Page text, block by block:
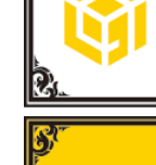
令和7年度 第22期
詳しくはさいたま
https://
http://www.e-
2025.6.17
「株式会社テイコ
岐阜県内の中学生